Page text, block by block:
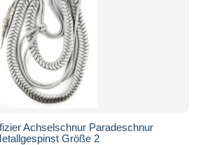
Achselschnur Paradeschnur
Größe 2